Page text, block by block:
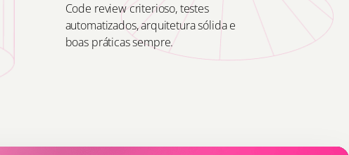
Code review criterioso, testes
automatizados, arquitetura sólida e
boas práticas sempre.